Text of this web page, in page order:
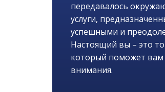
передавалось
услуги,
успешными и
Настоящий вы – это
который поможет вам
внимания.